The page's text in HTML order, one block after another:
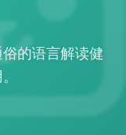
的语言解读健